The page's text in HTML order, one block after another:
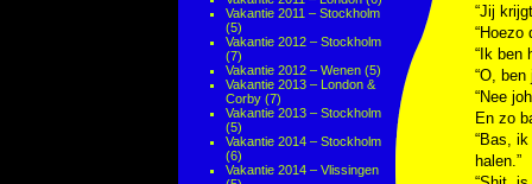
Vakantie 2011 – Stockholm
(5)
Vakantie 2012 – Stockholm
(7)
Vakantie 2012 – Wenen (5)
Vakantie 2013 – London &
Corby (7)
Vakantie 2013 – Stockholm
(5)
Vakantie 2014 – Stockholm
(6)
Vakantie 2014 – Vlissingen
“Jij
“Hoezo
“Ik ben
“O, ben
“Nee
En zo
“Bas,
halen.”